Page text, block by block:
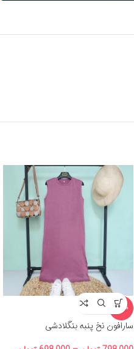
-13%
سارافون نخ پنبه بنگلادشی